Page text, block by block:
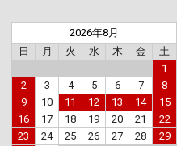
2026年8月
日
月 火 水 木 金
土
1
2
3 4 5 6 7
8
9
10 11 12 13 14
15
16
17 18 19 20 21
22
23
24 25 26 27 28
29